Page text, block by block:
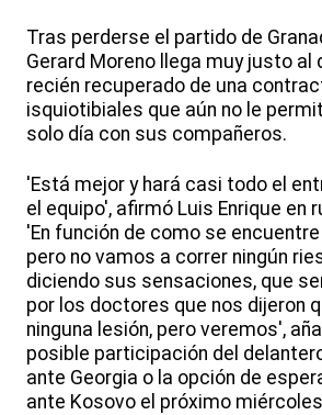
Tras perderse el partido de
Gerard Moreno llega muy justo al
recién recuperado de una
isquiotibiales que aún no le
solo día con sus compañeros.
'Está mejor y hará casi todo el
el equipo', afirmó Luis Enrique en
'En función de como se
pero no vamos a correr ningún
diciendo sus sensaciones, que
por los doctores que nos dijeron
ninguna lesión, pero veremos',
posible participación del
ante Georgia o la opción de
ante Kosovo el próximo miércoles